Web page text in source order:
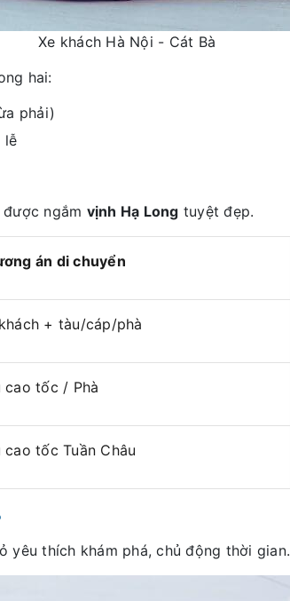
Xe khách Hà Nội - Cát Bà
hai:
phải)
lễ
ngắm vịnh Hạ Long tuyệt đẹp.
án di chuyển
+ tàu/cáp/phà
cao tốc / Phà
cao tốc Tuần Châu
yêu thích khám phá, chủ động thời gian.